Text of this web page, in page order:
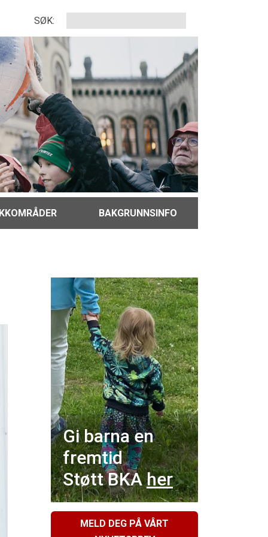
SØK:
BAKGRUNNSINFO
Gi barna en
fremtid
Støtt BKAher
MELD DEG PÅ VÅRT